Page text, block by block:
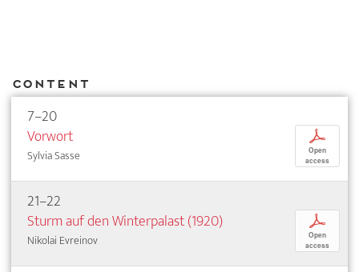
Content
7–20
Vorwort
Sylvia Sasse
p
Open
access
21–22
Sturm auf den Winterpalast (1920)
Nikolai Evreinov
p
Open
access